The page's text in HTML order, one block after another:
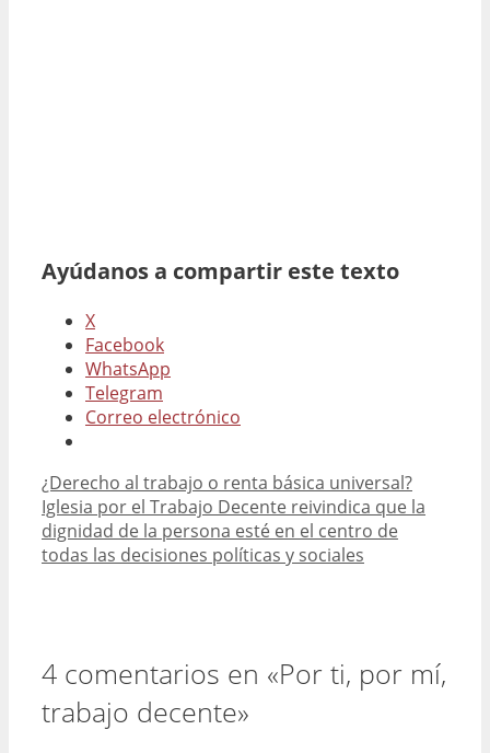
Ayúdanos a compartir este texto
X
Facebook
WhatsApp
Telegram
Correo electrónico
¿Derecho al trabajo o renta básica universal?
Iglesia por el Trabajo Decente reivindica que la
dignidad de la persona esté en el centro de
todas las decisiones políticas y sociales
4 comentarios en «Por ti, por mí,
trabajo decente»